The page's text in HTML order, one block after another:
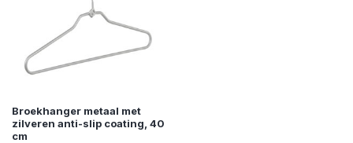
Broekhanger metaal met
zilveren anti-slip coating, 40
cm